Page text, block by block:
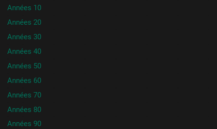
Années 10
Années 20
Années 30
Années 40
Années 50
Années 60
Années 70
Années 80
Années 90